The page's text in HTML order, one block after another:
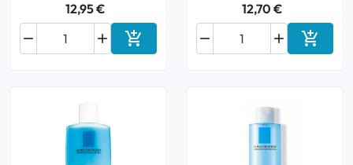
12,95 €

 Ajouter au panier
12,70 €

 